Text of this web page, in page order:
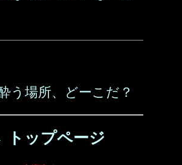
う場所、どーこだ？
トップページ